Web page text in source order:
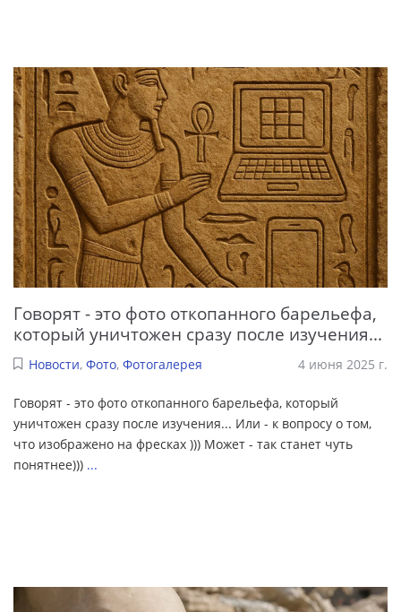
Говорят - это фото откопанного барельефа,
который уничтожен сразу после изучения...
Новости, Фото, Фотогалерея 4 июня 2025 г.
Говорят - это фото откопанного барельефа, который
уничтожен сразу после изучения... Или - к вопросу о том,
что изображено на фресках ))) Может - так станет чуть
понятнее))) ...